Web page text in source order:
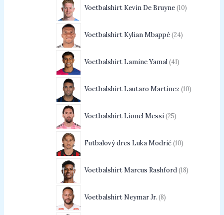
Voetbalshirt Kevin De Bruyne 10
Voetbalshirt Kylian Mbappé 24
Voetbalshirt Lamine Yamal 41
Voetbalshirt Lautaro Martínez 10
Voetbalshirt Lionel Messi 25
Futbalový dres Luka Modrić 10
Voetbalshirt Marcus Rashford 18
Voetbalshirt Neymar Jr. 8